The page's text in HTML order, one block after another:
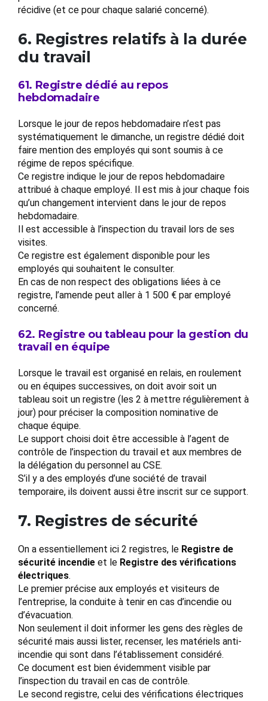
récidive (et ce pour chaque salarié concerné).
6. Registres relatifs à la durée
du travail
61. Registre dédié au repos
hebdomadaire
Lorsque le jour de repos hebdomadaire n’est pas
systématiquement le dimanche, un registre dédié doit
faire mention des employés qui sont soumis à ce
régime de repos spécifique.
Ce registre indique le jour de repos hebdomadaire
attribué à chaque employé. Il est mis à jour chaque fois
qu’un changement intervient dans le jour de repos
hebdomadaire.
Il est accessible à l’inspection du travail lors de ses
visites.
Ce registre est également disponible pour les
employés qui souhaitent le consulter.
En cas de non respect des obligations liées à ce
registre, l’amende peut aller à 1 500 € par employé
concerné.
62. Registre ou tableau pour la gestion du
travail en équipe
Lorsque le travail est organisé en relais, en roulement
ou en équipes successives, on doit avoir soit un
tableau soit un registre (les 2 à mettre régulièrement à
jour) pour préciser la composition nominative de
chaque équipe.
Le support choisi doit être accessible à l’agent de
contrôle de l’inspection du travail et aux membres de
la délégation du personnel au CSE.
S’il y a des employés d’une société de travail
temporaire, ils doivent aussi être inscrit sur ce support.
7. Registres de sécurité
On a essentiellement ici 2 registres, le Registre de
sécurité incendie et le Registre des vérifications
électriques.
Le premier précise aux employés et visiteurs de
l’entreprise, la conduite à tenir en cas d’incendie ou
d’évacuation.
Non seulement il doit informer les gens des règles de
sécurité mais aussi lister, recenser, les matériels anti-
incendie qui sont dans l’établissement considéré.
Ce document est bien évidemment visible par
l’inspection du travail en cas de contrôle.
Le second registre, celui des vérifications électriques